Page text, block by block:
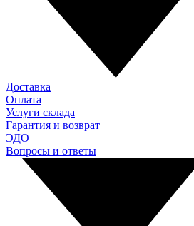
Доставка
Оплата
Услуги склада
Гарантия и возврат
ЭДО
Вопросы и ответы